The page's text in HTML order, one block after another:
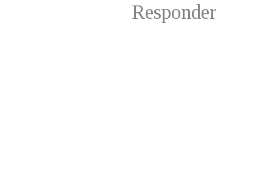
Responder